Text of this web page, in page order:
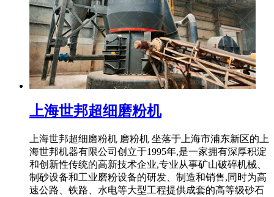
上海世邦超细磨粉机
上海世邦超细磨粉机 磨粉机 坐落于上海市浦东新区的上
海世邦机器有限公司创立于1995年,是一家拥有深厚积淀
和创新性传统的高新技术企业,专业从事矿山破碎机械、
制砂设备和工业磨粉设备的研发、制造和销售,同时为高
速公路、铁路、水电等大型工程提供成套的高等级砂石